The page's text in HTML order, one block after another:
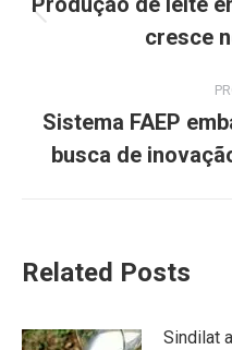
cresce
Sistema FAEP
busca de
Related Posts
Sindilat